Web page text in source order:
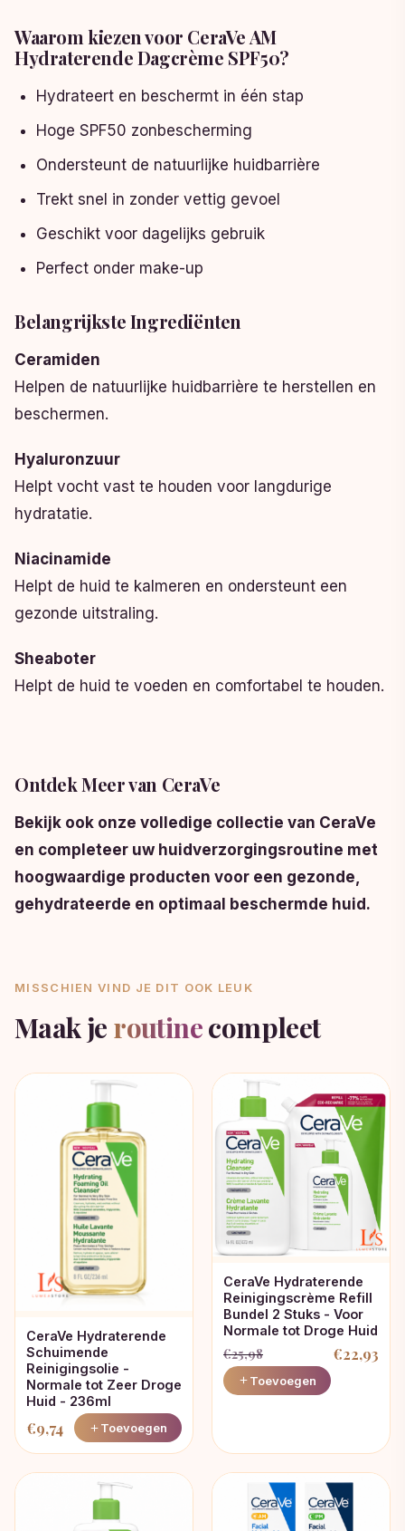
Waarom kiezen voor CeraVe AM
Hydraterende Dagcrème SPF50?
Hydrateert en beschermt in één stap
Hoge SPF50 zonbescherming
Ondersteunt de natuurlijke huidbarrière
Trekt snel in zonder vettig gevoel
Geschikt voor dagelijks gebruik
Perfect onder make-up
Belangrijkste Ingrediënten
Ceramiden
Helpen de natuurlijke huidbarrière te herstellen en
beschermen.
Hyaluronzuur
Helpt vocht vast te houden voor langdurige
hydratatie.
Niacinamide
Helpt de huid te kalmeren en ondersteunt een
gezonde uitstraling.
Sheaboter
Helpt de huid te voeden en comfortabel te houden.
Ontdek Meer van CeraVe
Bekijk ook onze volledige collectie van CeraVe
en completeer uw huidverzorgingsroutine met
hoogwaardige producten voor een gezonde,
gehydrateerde en optimaal beschermde huid.
MISSCHIEN VIND JE DIT OOK LEUK
Maak je routinecompleet
CeraVe Hydraterende
Schuimende
Reinigingsolie -
Normale tot Zeer Droge
Huid - 236ml
€9,74 Toevoegen
CeraVe Hydraterende
Reinigingscrème Refill
Bundel 2 Stuks - Voor
Normale tot Droge Huid
€25,98
Oorspronkelijke
prijs
€25,98.
€22,93
Huidige
prijs
€22,93.
Toevoegen